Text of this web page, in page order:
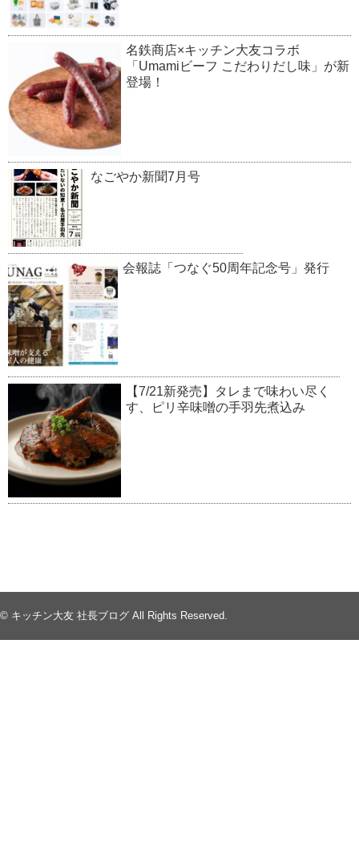
名鉄商店×キッチン大友コラボ
「Umamiビーフ こだわりだし味」が新
登場！
なごやか新聞7月号
会報誌「つなぐ50周年記念号」発行
【7/21新発売】タレまで味わい尽く
す、ピリ辛味噌の手羽先煮込み
© キッチン大友 社長ブログ All Rights Reserved.